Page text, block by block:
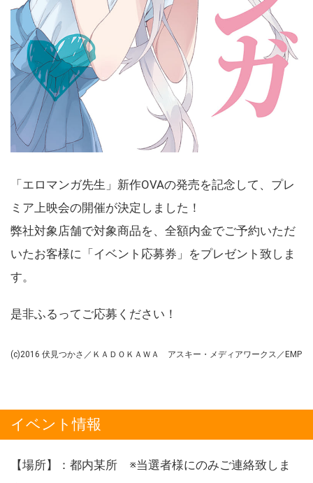
「エロマンガ先生」新作OVAの発売を記念して、プレ
ミア上映会の開催が決定しました！
弊社対象店舗で対象商品を、全額内金でご予約いただ
いたお客様に「イベント応募券」をプレゼント致しま
す。
是非ふるってご応募ください！
(c)2016 伏見つかさ／ＫＡＤＯＫＡＷＡ アスキー・メディアワークス／EMP
イベント情報
【場所】：都内某所 ※当選者様にのみご連絡致しま